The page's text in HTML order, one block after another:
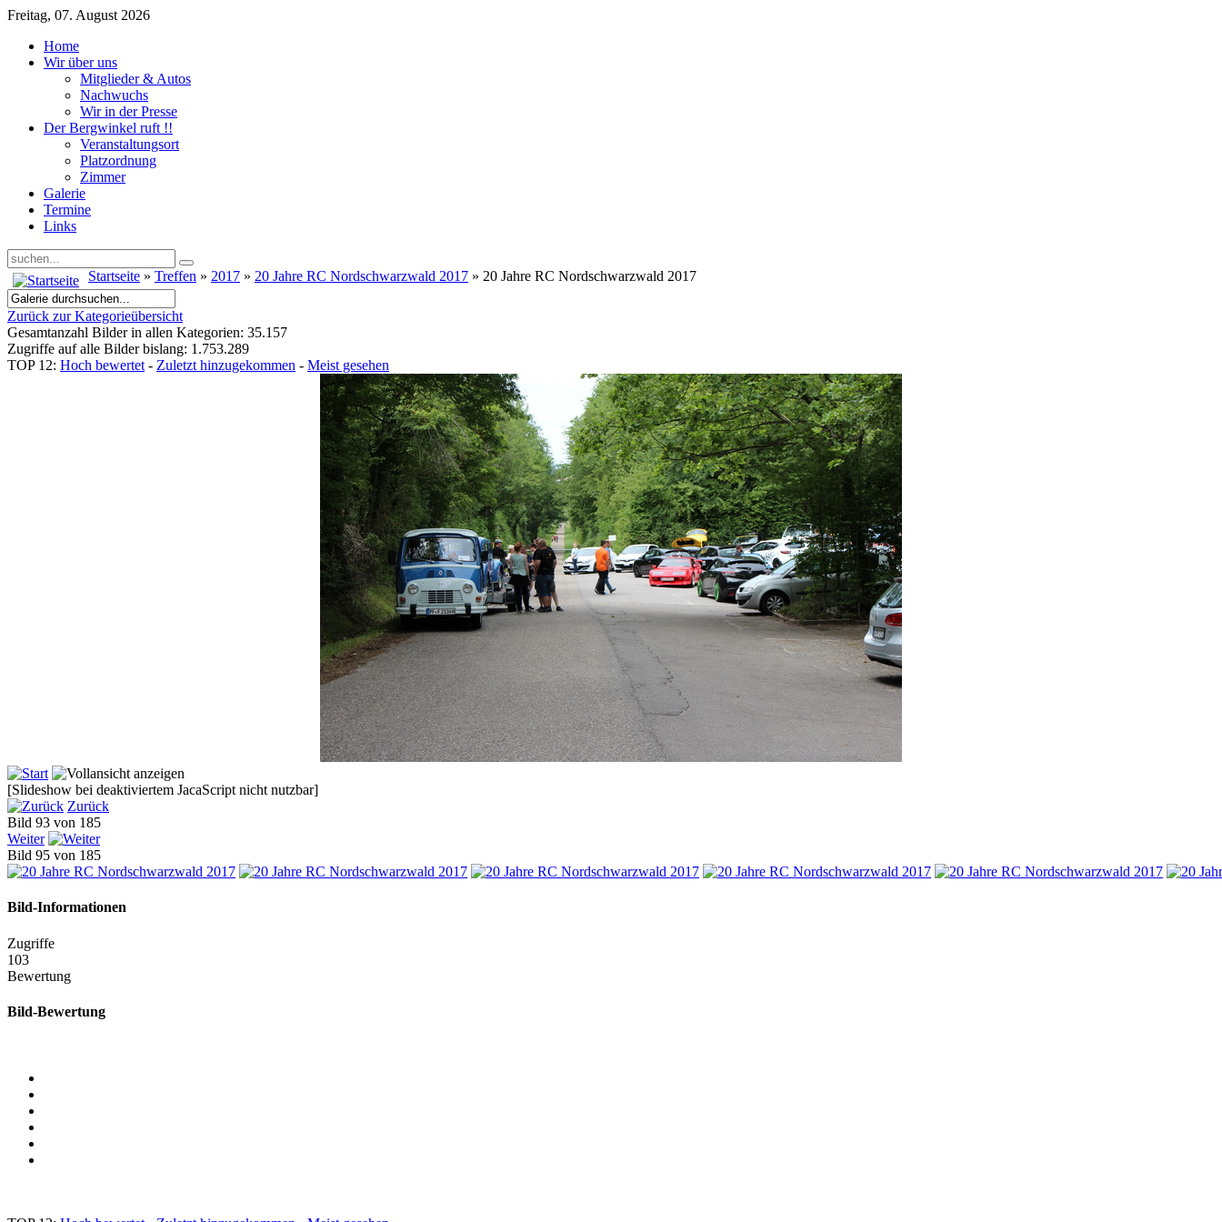
Freitag, 07. August 2026
Home
Wir über uns
Mitglieder & Autos
Nachwuchs
Wir in der Presse
Der Bergwinkel ruft !!
Veranstaltungsort
Platzordnung
Zimmer
Galerie
Termine
Links
Startseite » Treffen » 2017 » 20 Jahre RC Nordschwarzwald 2017 » 20 Jahre RC Nordschwarzwald 2017
Zurück zur Kategorieübersicht
Gesamtanzahl Bilder in allen Kategorien: 35.157
Zugriffe auf alle Bilder bislang: 1.753.289
TOP 12: Hoch bewertet - Zuletzt hinzugekommen - Meist gesehen
[Slideshow bei deaktiviertem JacaScript nicht nutzbar]
Zurück
Bild 93 von 185
Weiter
Bild 95 von 185
Bild-Informationen
Zugriffe
103
Bewertung
Bild-Bewertung